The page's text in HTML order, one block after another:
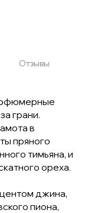
Отзывы
грани.
в
пряного
тимьяна, и
ореха.
джина,
пиона,